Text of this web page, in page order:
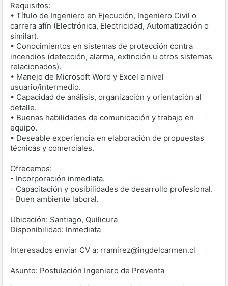
Requisitos:
• Título de Ingeniero en Ejecución, Ingeniero Civil o
carrera afín (Electrónica, Electricidad, Automatización o
similar).
• Conocimientos en sistemas de protección contra
incendios (detección, alarma, extinción u otros sistemas
relacionados).
• Manejo de Microsoft Word y Excel a nivel
usuario/intermedio.
• Capacidad de análisis, organización y orientación al
detalle.
• Buenas habilidades de comunicación y trabajo en
equipo.
• Deseable experiencia en elaboración de propuestas
técnicas y comerciales.
Ofrecemos:
- Incorporación inmediata.
- Capacitación y posibilidades de desarrollo profesional.
- Buen ambiente laboral.
Ubicación: Santiago, Quilicura
Disponibilidad: Inmediata
Interesados enviar CV a: rramirez@ingdelcarmen.cl
Asunto: Postulación Ingeniero de Preventa